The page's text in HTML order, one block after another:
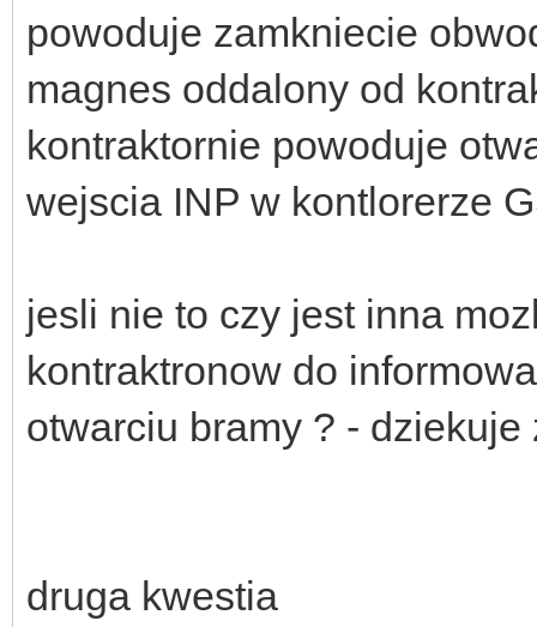
powoduje zamkniecie
magnes oddalony od
kontraktornie powoduje
wejscia INP w kontlorerze
jesli nie to czy jest inna
kontraktronow do
otwarciu bramy ? - dziekuje
druga kwestia